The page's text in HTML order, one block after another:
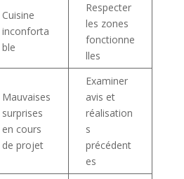
Cuisine
inconforta
ble
Respecter
les zones
fonctionne
lles
Mauvaises
surprises
en cours
de projet
Examiner
avis et
réalisation
s
précédent
es